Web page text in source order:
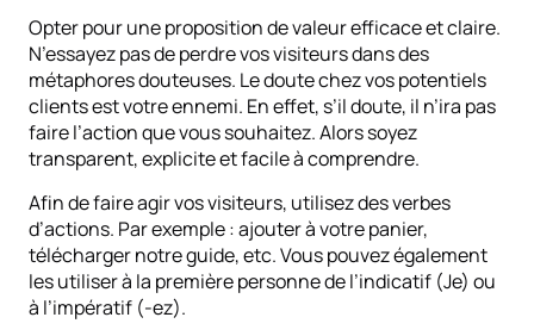
Opter pour une proposition de valeur efficace et claire.
N’essayez pas de perdre vos visiteurs dans des
métaphores douteuses. Le doute chez vos potentiels
clients est votre ennemi. En effet, s’il doute, il n’ira pas
faire l’action que vous souhaitez. Alors soyez
transparent, explicite et facile à comprendre.
Afin de faire agir vos visiteurs, utilisez des verbes
d’actions. Par exemple : ajouter à votre panier,
télécharger notre guide, etc. Vous pouvez également
les utiliser à la première personne de l’indicatif (Je) ou
à l’impératif (-ez).